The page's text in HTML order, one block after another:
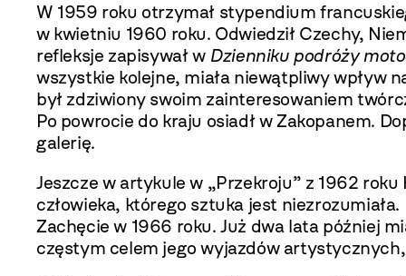
W 1959 roku otrzymał stypendium
w kwietniu 1960 roku. Odwiedził Czechy,
refleksje zapisywał w Dzienniku podróży
wszystkie kolejne, miała niewątpliwy wpływ
był zdziwiony swoim zainteresowaniem
Po powrocie do kraju osiadł w Zakopanem.
galerię.
Jeszcze w artykule w „Przekroju” z 1962
człowieka, którego sztuka jest
Zachęcie w 1966 roku. Już dwa lata później
częstym celem jego wyjazdów